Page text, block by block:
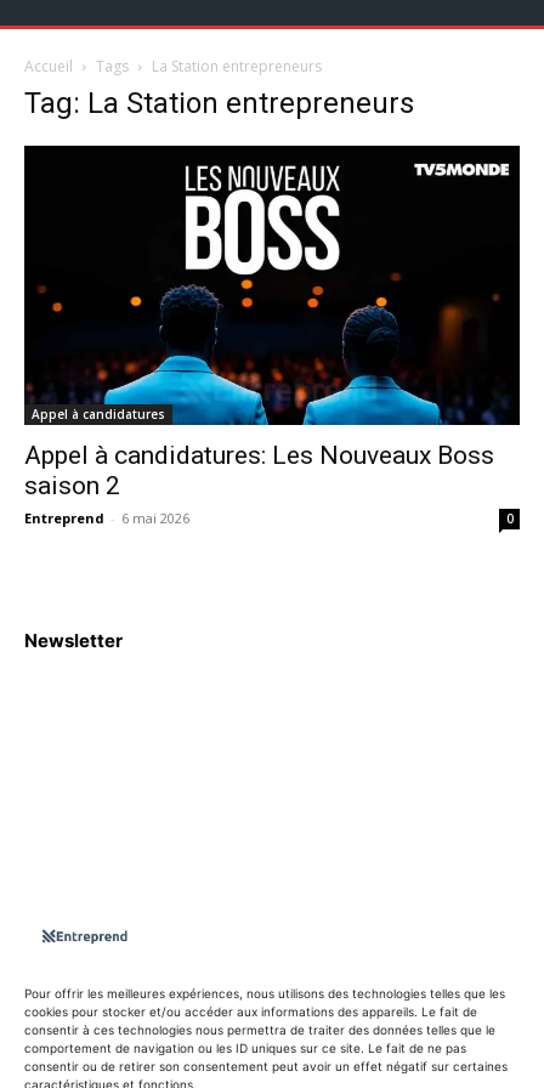
Pour offrir les meilleures expériences, nous utilisons des technologies telles que les
cookies pour stocker et/ou accéder aux informations des appareils. Le fait de
consentir à ces technologies nous permettra de traiter des données telles que le
comportement de navigation ou les ID uniques sur ce site. Le fait de ne pas
consentir ou de retirer son consentement peut avoir un effet négatif sur certaines
caractéristiques et fonctions.
Accueil Tags La Station entrepreneurs
Tag: La Station entrepreneurs
Appel à candidatures
Appel à candidatures: Les Nouveaux Boss
saison 2
Entreprend - 6 mai 2026 0
info@entreprend.net
Newsletter